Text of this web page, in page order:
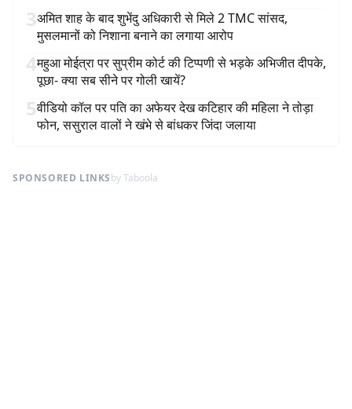
3अमित शाह के बाद शुभेंदु अधिकारी से मिले 2 TMC सांसद,
मुसलमानों को निशाना बनाने का लगाया आरोप
4महुआ मोईत्रा पर सुप्रीम कोर्ट की टिप्पणी से भड़के अभिजीत दीपके,
पूछा- क्या सब सीने पर गोली खायें?
5वीडियो कॉल पर पति का अफेयर देख कटिहार की महिला ने तोड़ा
फोन, ससुराल वालों ने खंभे से बांधकर जिंदा जलाया
SPONSORED LINKSby Taboola